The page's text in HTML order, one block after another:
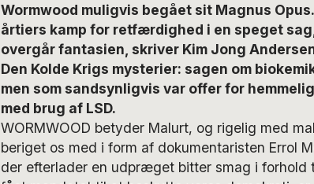
Wormwood muligvis begået sit Magnus
årtiers kamp for retfærdighed i en speget
overgår fantasien, skriver Kim Jong
Den Kolde Krigs mysterier: sagen om
men som sandsynligvis var offer for
med brug af LSD.
WORMWOOD betyder Malurt, og rigelig med
beriget os med i form af dokumentaristen Errol
der efterlader en udpræget bitter smag i forhold